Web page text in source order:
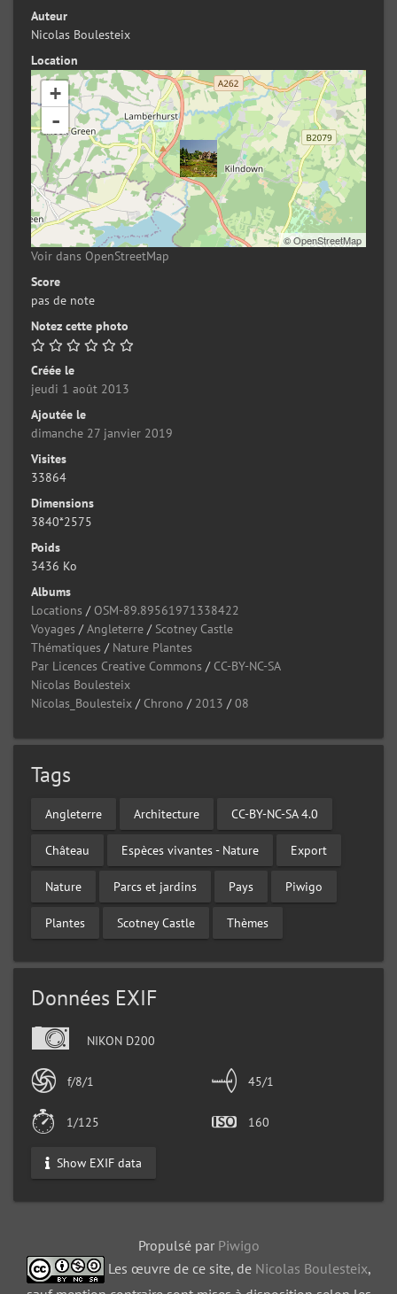
Auteur
Nicolas Boulesteix
Location
+
-
©OpenStreetMap
Voir dans OpenStreetMap
Score
pas de note
Notez cette photo
Créée le
jeudi 1 août 2013
Ajoutée le
dimanche 27 janvier 2019
Visites
33864
Dimensions
3840*2575
Poids
3436 Ko
Albums
Locations / OSM-89.89561971338422
Voyages /Angleterre / Scotney Castle
Thématiques / Nature Plantes
Par Licences Creative Commons / CC-BY-NC-SA
Nicolas Boulesteix
Nicolas_Boulesteix / Chrono / 2013 /08
Tags
Angleterre Architecture CC-BY-NC-SA 4.0
Château Espèces vivantes - Nature Export
Nature Parcs et jardins Pays Piwigo
Plantes Scotney Castle Thèmes
Données EXIF
NIKON D200
f/8/1 45/1
1/125 160
Show EXIF data
Propulsé par Piwigo
Les œuvre de ce site, de Nicolas Boulesteix,